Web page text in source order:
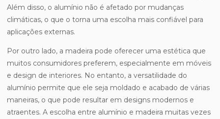
Além disso, o alumínio não é afetado por mudanças
climáticas, o que o torna uma escolha mais confiável para
aplicações externas.
Por outro lado, a madeira pode oferecer uma estética que
muitos consumidores preferem, especialmente em móveis
e design de interiores. No entanto, a versatilidade do
alumínio permite que ele seja moldado e acabado de várias
maneiras, o que pode resultar em designs modernos e
atraentes. A escolha entre alumínio e madeira muitas vezes